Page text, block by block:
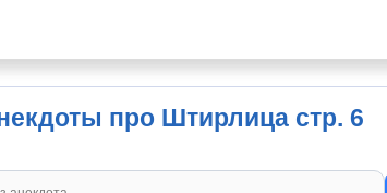
про Штирлица стр. 6